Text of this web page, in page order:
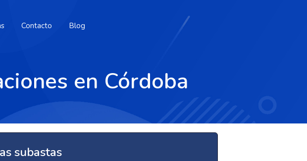
Contacto Blog
en Córdoba
subastas